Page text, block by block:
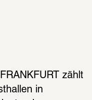
zählt
in